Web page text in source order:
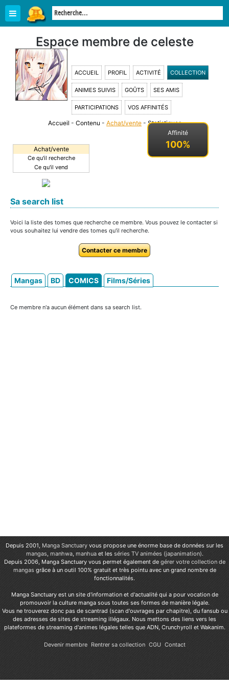
Espace membre de celeste
ACCUEIL PROFIL ACTIVITÉ COLLECTION
ANIMES SUIVIS GOÛTS SES AMIS
PARTICIPATIONS VOS AFFINITÉS
Affinité
100%
Accueil - Contenu - Achat/vente - Statistiques-
Achat/vente
Ce qu'il recherche
Ce qu'il vend
Sa search list
Voici la liste des tomes que recherche ce membre. Vous pouvez le contacter si
vous souhaitez lui vendre des tomes qu'il recherche.
Contacter ce membre
Mangas BD COMICS Films/Séries
Ce membre n'a aucun élément dans sa search list.
Depuis 2001, Manga Sanctuary vous propose une énorme base de données sur les
mangas, manhwa, manhuaet les séries TV animées (japanimation).
Depuis 2006, Manga Sanctuary vous permet également de gérer votre collection de
mangas grâce à un outil 100% gratuit et très pointu avec un grand nombre de
fonctionnalités.
Manga Sanctuary est un site d'information et d'actualité qui a pour vocation de
promouvoir la culture manga sous toutes ses formes de manière légale.
Vous ne trouverez donc pas de scantrad (scan d'ouvrages par chapitre), du fansub ou
des adresses de sites de streaming illégaux. Nous mettons des liens vers les
plateformes de streaming d'animes légales telles que ADN, Crunchyroll et Wakanim.
Devenir membre Rentrer sa collection CGU Contact